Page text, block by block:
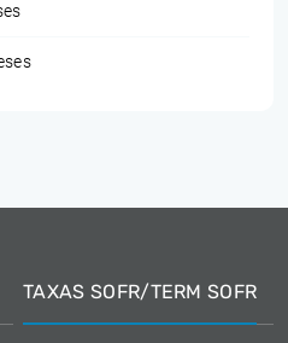
TAXAS SOFR/TERM SOFR